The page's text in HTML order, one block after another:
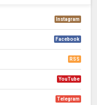
Instagram
Facebook
RSS
YouTube
Telegram